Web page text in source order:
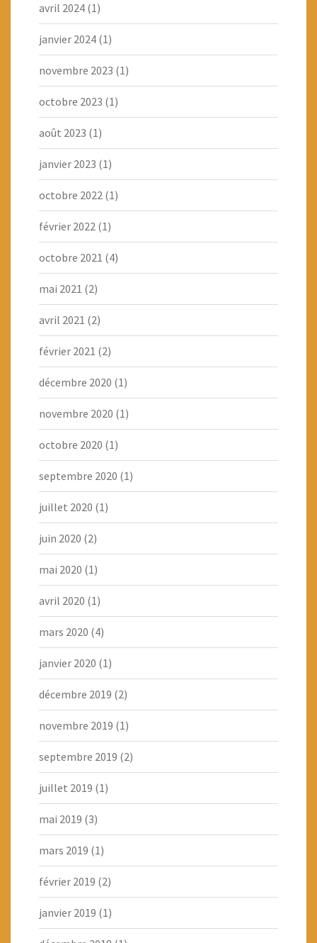
avril 2024 (1)
janvier 2024 (1)
novembre 2023 (1)
octobre 2023 (1)
août 2023 (1)
janvier 2023 (1)
octobre 2022 (1)
février 2022 (1)
octobre 2021 (4)
mai 2021 (2)
avril 2021 (2)
février 2021 (2)
décembre 2020 (1)
novembre 2020 (1)
octobre 2020 (1)
septembre 2020 (1)
juillet 2020 (1)
juin 2020 (2)
mai 2020 (1)
avril 2020 (1)
mars 2020 (4)
janvier 2020 (1)
décembre 2019 (2)
novembre 2019 (1)
septembre 2019 (2)
juillet 2019 (1)
mai 2019 (3)
mars 2019 (1)
février 2019 (2)
janvier 2019 (1)